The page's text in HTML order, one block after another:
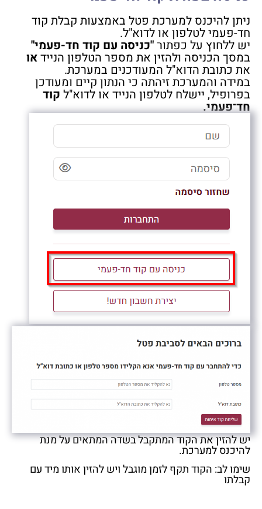
ניתן להיכנס למערכת פטל באמצעות קבלת קוד
חד-פעמי לטלפון או לדוא"ל.
יש ללחוץ על כפתור"כניסה עם קוד חד-פעמי"
במסך הכניסה ולהזין את מספר הטלפון הניידאו
את כתובת הדוא"ל המעודכנים במערכת.
במידה והמערכת זיהתה כי הנתון קיים ומעודכן
בפרופיל, יישלח לטלפון הנייד או לדוא"לקוד
חד־פעמי.
יש להזין את הקוד המתקבל בשדה המתאים על מנת
להיכנס למערכת.
שימו לב: הקוד תקף לזמן מוגבל ויש להזין אותו מיד עם
קבלתו